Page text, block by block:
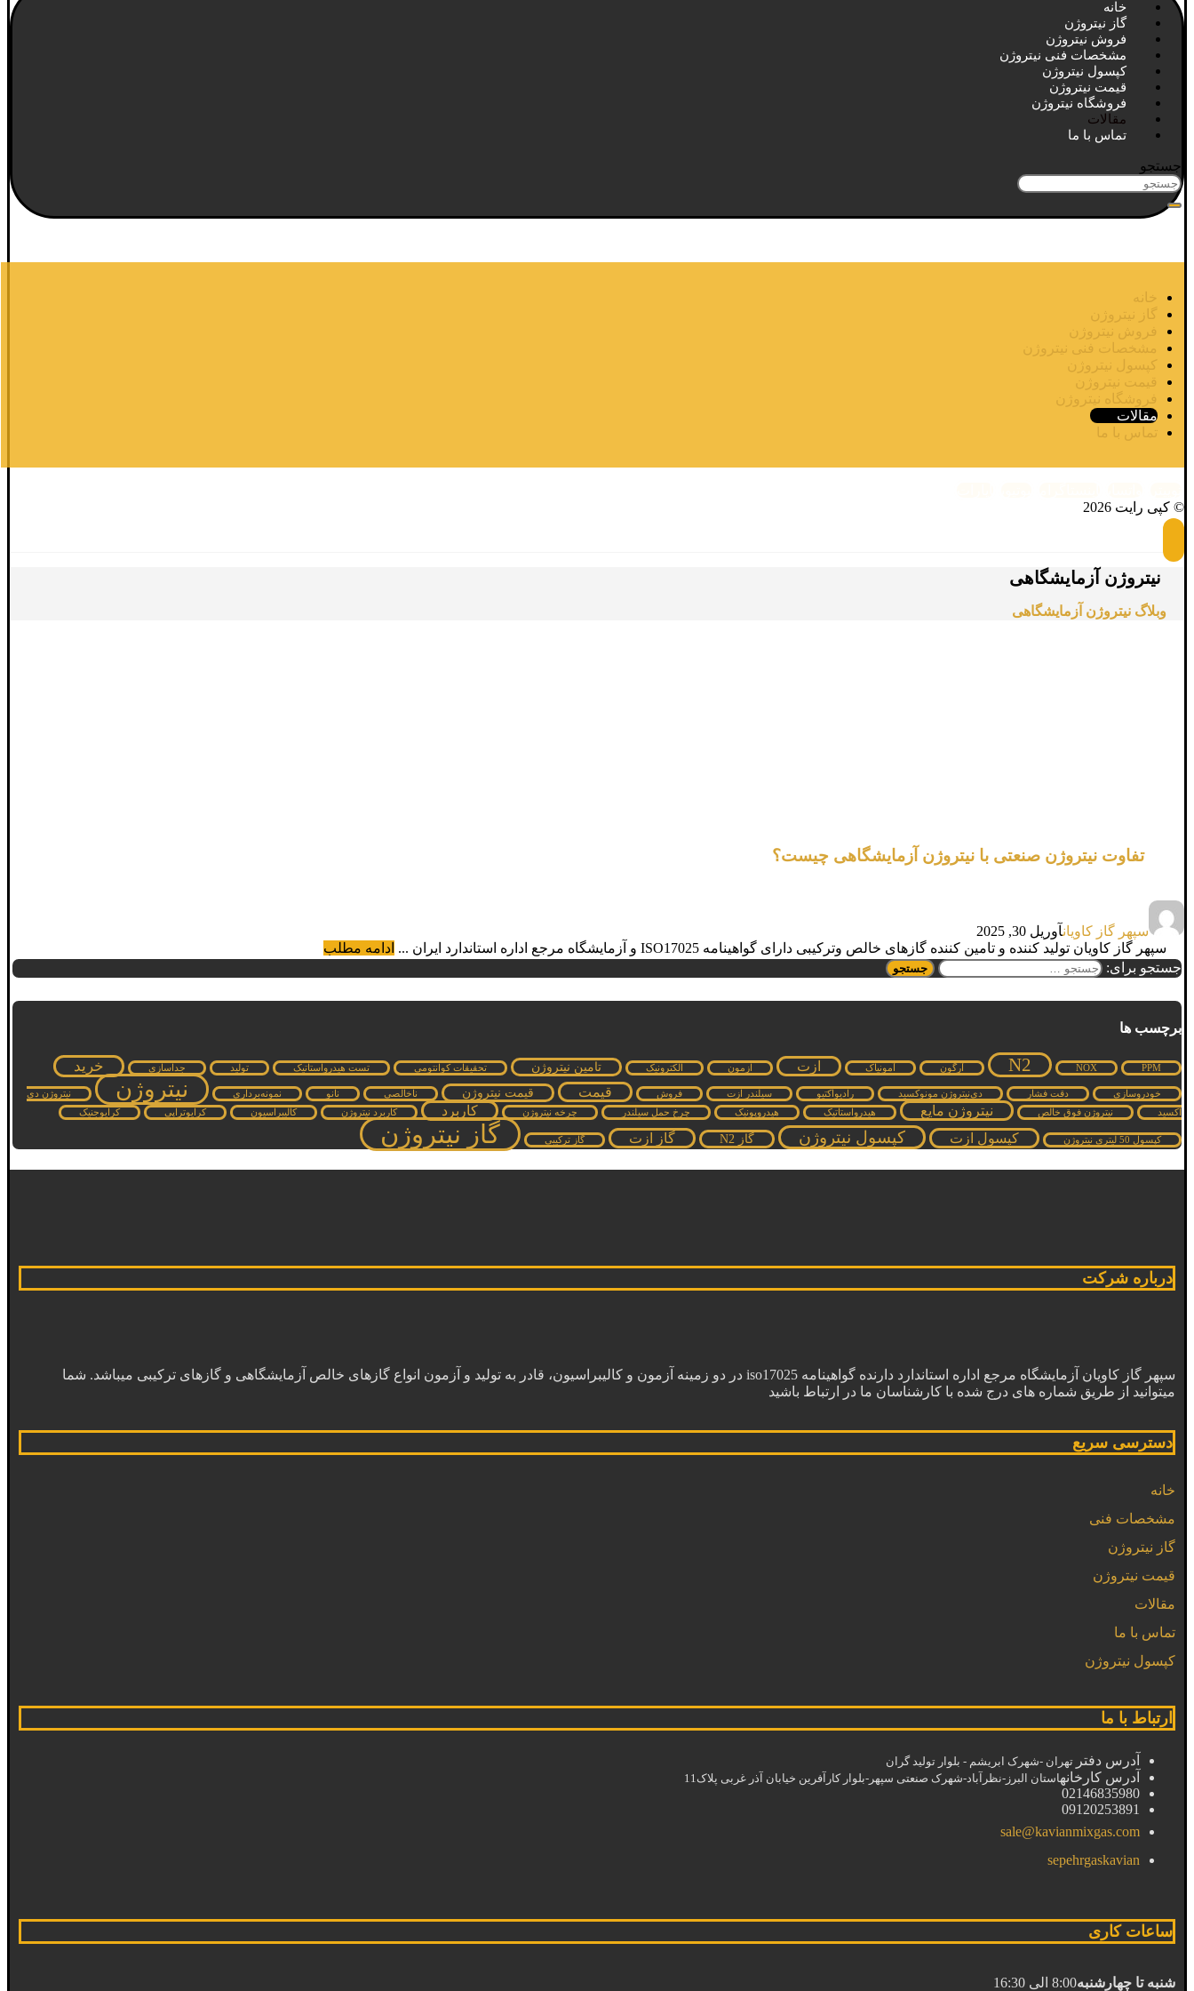
خانه
گاز نیتروژن
فروش نیتروژن
مشخصات فنی نیتروژن
کپسول نیتروژن
قیمت نیتروژن
فروشگاه نیتروژن
مقالات
تماس با ما
جستجو
خانه
گاز نیتروژن
فروش نیتروژن
مشخصات فنی نیتروژن
کپسول نیتروژن
قیمت نیتروژن
فروشگاه نیتروژن
مقالات
تماس با ما
© کپی رایت 2026
نیتروژن آزمایشگاهی
وبلاگ نیتروژن آزمایشگاهی
تفاوت نیتروژن صنعتی با نیتروژن آزمایشگاهی چیست؟
سپهر گاز کاویانآوریل 30, 2025
سپهر گاز کاویان تولید کننده و تامین کننده گازهای خالص وترکیبی دارای گواهینامه ISO17025 و آزمایشگاه مرجع اداره استاندارد ایران ...
ادامه مطلب
جستجو برای:
برچسب ها
N2 NOX PPM آرگون آمونیاک ازت ازمون الکترونیک تامین نیتروژن تحقیقات کوانتومی تست هیدرواستاتیک تولید جداسازی خرید
خودروسازی دقت فشار دی‌نیتروژن مونوکسید رادیواکتیو سیلندر ازت فروش قیمت قیمت نیتروژن ناخالصی نانو نمونه‌برداری نیتروژن
نیتروژن دی
اکسید
نیتروژن فوق خالص نیتروژن مایع هیدرواستاتیک هیدروپونیک چرخ حمل سیلندر چرخه نیتروژن کاربرد کاربرد نیتروژن کالیبراسیون کرایوتراپی کرایوجنیک
کپسول 50 لیتری نیتروژن کپسول ازت کپسول نیتروژن گاز N2 گاز ازت گاز ترکیبی گاز نیتروژن
درباره شرکت
سپهر گاز کاویان آزمایشگاه مرجع اداره استاندارد دارنده گواهینامه iso17025 در دو زمینه آزمون و کالیبراسیون، قادر به تولید و آزمون انواع گازهای خالص آزمایشگاهی و گازهای ترکیبی میباشد. شما
میتوانید از طریق شماره های درج شده با کارشناسان ما در ارتباط باشید
دسترسی سریع
خانه
مشخصات فنی
گاز نیتروژن
قیمت نیتروژن
مقالات
تماس با ما
کپسول نیتروژن
ارتباط با ما
آدرس دفتر تهران -شهرک ابریشم - بلوار تولید گران
آدرس کارخانهاستان البرز-نظرآباد-شهرک صنعتی سپهر-بلوار کارآفرین خیابان آذر غربی پلاک11
02146835980
09120253891
sale@kavianmixgas.com
sepehrgaskavian
ساعات کاری
شنبه تا چهارشنبه8:00 الی 16:30